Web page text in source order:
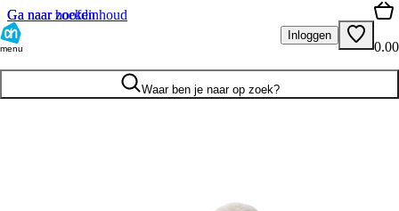
Ga naar hoofdinhoud
Ga naar zoeken
menu
Inloggen
0.00
Waar ben je naar op zoek?